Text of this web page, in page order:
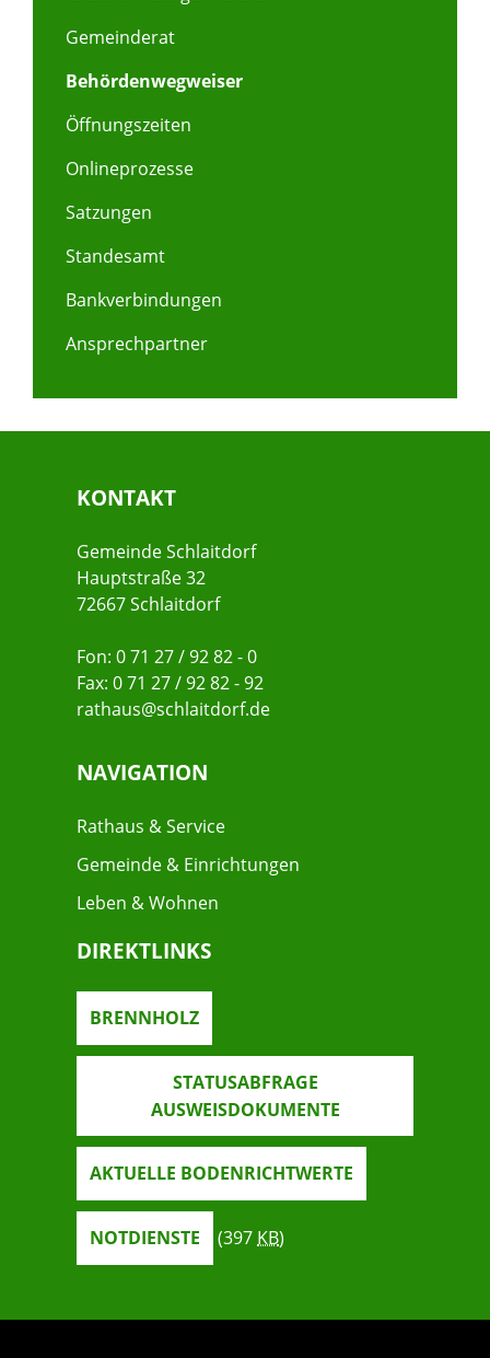
Gemeinderat
Behördenwegweiser
Öffnungszeiten
Onlineprozesse
Satzungen
Standesamt
Bankverbindungen
Ansprechpartner
KONTAKT
Gemeinde Schlaitdorf
Hauptstraße 32
72667 Schlaitdorf
Fon: 0 71 27 / 92 82 - 0
Fax: 0 71 27 / 92 82 - 92
rathaus@schlaitdorf.de
NAVIGATION
Rathaus & Service
Gemeinde & Einrichtungen
Leben & Wohnen
DIREKTLINKS
BRENNHOLZ
STATUSABFRAGE
AUSWEISDOKUMENTE
AKTUELLE BODENRICHTWERTE
NOTDIENSTE (397 KB)